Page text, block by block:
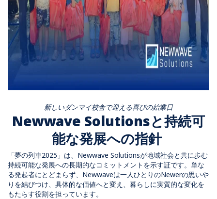
新しいダンマイ校舎で迎える喜びの始業日
Newwave Solutionsと持続可
能な発展への指針
「夢の列車2025」は、Newwave Solutionsが地域社会と共に歩む
持続可能な発展への長期的なコミットメントを示す証です。単な
る発起者にとどまらず、Newwaveは一人ひとりのNewerの思いや
りを結びつけ、具体的な価値へと変え、暮らしに実質的な変化を
もたらす役割を担っています。